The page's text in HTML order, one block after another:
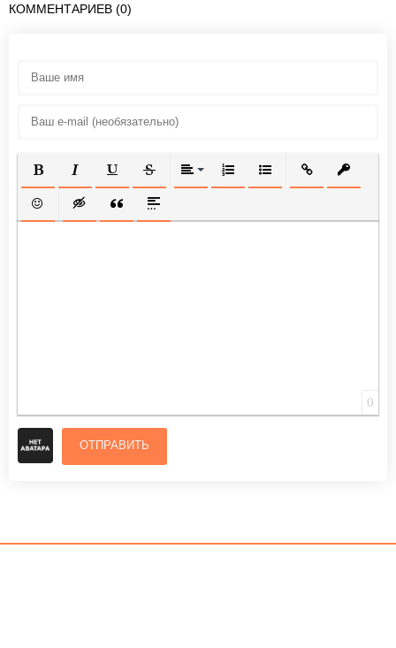
КОММЕНТАРИЕВ (0)
ПОЛУЖИРНЫЙ
КУРСИВПОДЧЕРКНУТЫЙ
ЗАЧЕРКНУТЫЙВЫРАВНИВАНИЕ
НУМЕРОВАННЫЙ СПИСОК
МАРКИРОВАННЫЙ
ВСТАВИТЬ
ВСТАВИТЬ СМАЙЛИК
ВСТАВКА СКРЫТОГО ТЕКСТА
ВСТАВКА ЦИТАТЫ
ВСТАВКА СПОЙЛЕРА
0
ОТПРАВИТЬ